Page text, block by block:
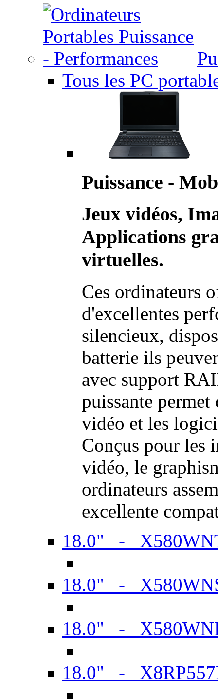
Tous les PC
Puissance -
Jeux vidéos,
Applications
virtuelles.
Ces ordinateurs
d'excellentes
silencieux,
batterie ils
avec support
puissante permet
vidéo et les
Conçus pour les
vidéo, le
ordinateurs
excellente
18.0" -
18.0" -
18.0" -
18.0" -